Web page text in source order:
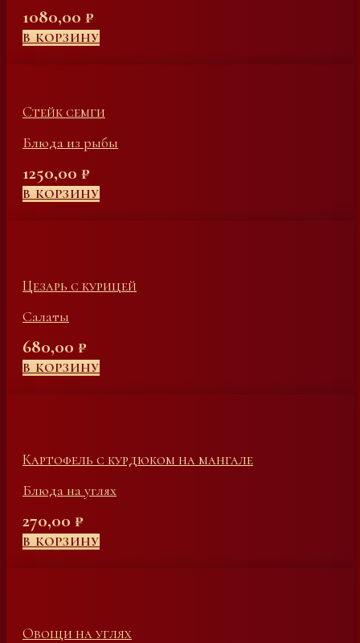
1080,00 ₽
В КОРЗИНУ
Стейк семги
Блюда из рыбы
1250,00 ₽
В КОРЗИНУ
Цезарь с курицей
Салаты
680,00 ₽
В КОРЗИНУ
Картофель с курдюком на мангале
Блюда на углях
270,00 ₽
В КОРЗИНУ
Овощи на углях